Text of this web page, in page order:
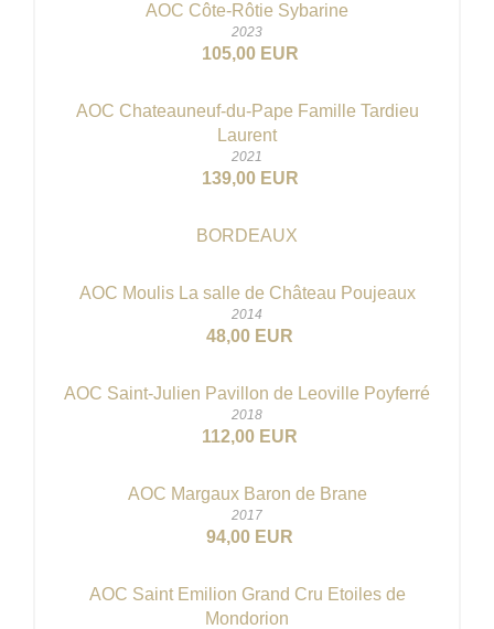
AOC Côte-Rôtie Sybarine
2023
105,00 EUR
AOC Chateauneuf-du-Pape Famille Tardieu
Laurent
2021
139,00 EUR
BORDEAUX
AOC Moulis La salle de Château Poujeaux
2014
48,00 EUR
AOC Saint-Julien Pavillon de Leoville Poyferré
2018
112,00 EUR
AOC Margaux Baron de Brane
2017
94,00 EUR
AOC Saint Emilion Grand Cru Etoiles de
Mondorion